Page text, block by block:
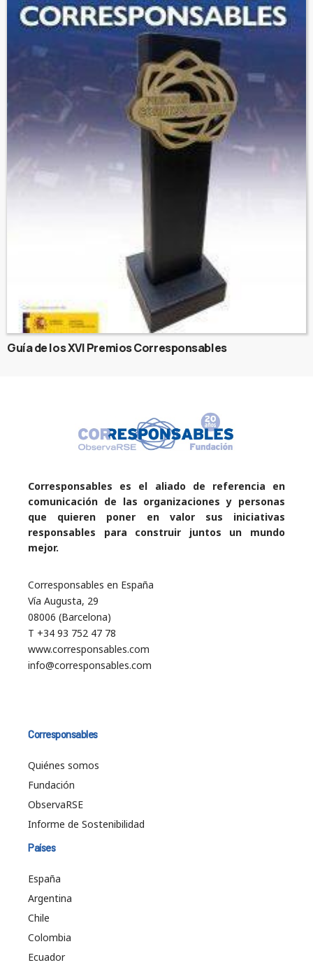
Guía de los XVI Premios Corresponsables
Corresponsables es el aliado de referencia en
comunicación de las organizaciones y personas
que quieren poner en valor sus iniciativas
responsables para construir juntos un mundo
mejor.
Corresponsables en España
Vía Augusta, 29
08006 (Barcelona)
T +34 93 752 47 78
www.corresponsables.com
info@corresponsables.com
Corresponsables
Quiénes somos
Fundación
ObservaRSE
Informe de Sostenibilidad
Países
España
Argentina
Chile
Colombia
Ecuador